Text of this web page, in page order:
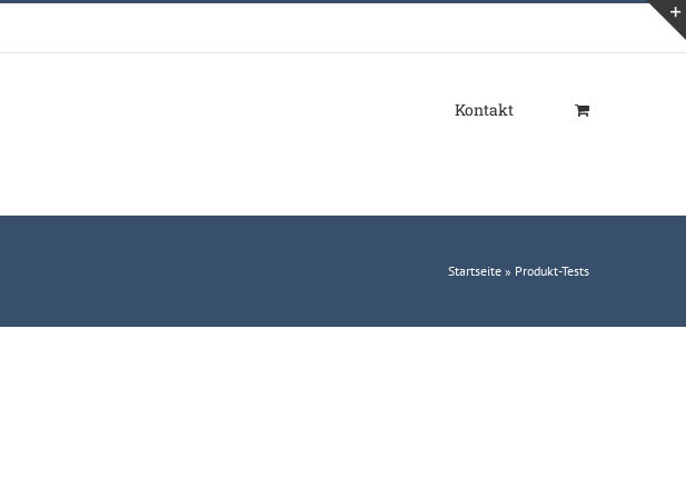
Kontakt
Startseite » Produkt-Tests